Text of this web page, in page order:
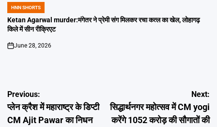
POSTED
IN
HNN SHORTS
Ketan Agarwal murder:मंगेतर ने प्रेमी संग मिलकर रचा कत्ल का खेल, लोहागढ़
किले में सीन रीक्रिएट
on
June 28, 2026
Post
navigation
Previous:
प्लेन क्रैश में महाराष्ट्र के डिप्टी
CM Ajit Pawar का निधन
Next:
सिद्धार्थनगर महोत्सव में CM yogi
करेंगे 1052 करोड़ की सौगातों की